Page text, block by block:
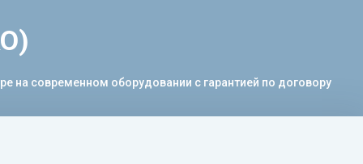
на современном оборудовании с гарантией по договору